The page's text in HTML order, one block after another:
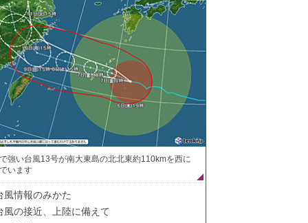
強い台風13号が南大東島の北北東約110kmを西に
います
風情報のみかた
風の接近、上陸に備えて